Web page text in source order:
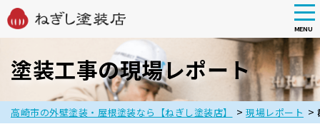
main
MENU
塗装工事の現場レポート
高崎市の外壁塗装・屋根塗装なら【ねぎし塗装店】 > 現場レポート >